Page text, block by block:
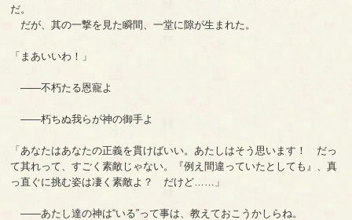
だ。
だが、其の一撃を見た瞬間、一堂に隙が生まれた。
「まあいいわ！」
――不朽たる恩寵よ
――朽ちぬ我らが神の御手よ
「あなたはあなたの正義を貫けばいい。あたしはそう思います！ だっ
て其れって、すごく素敵じゃない。『例え間違っていたとしても』、真
っ直ぐに挑む姿は凄く素敵よ？ だけど……」
――あたし達の神は“いる”って事は、教えておこうかしらね。